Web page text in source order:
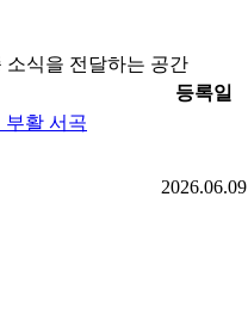
식을 전달하는 공간
등록일
부활 서곡
2026.06.09